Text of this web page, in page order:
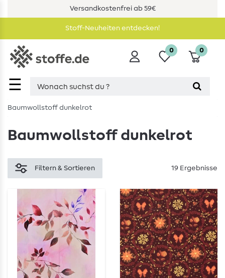
Versandkostenfrei ab 59€
Stoff-Neuheiten entdecken!
☰
0 0
Baumwollstoff dunkelrot
Baumwollstoff dunkelrot
Filtern & Sortieren 19 Ergebnisse